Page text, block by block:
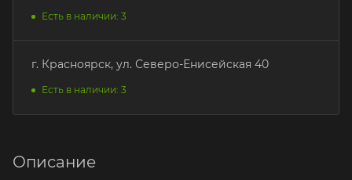
Есть в наличии: 3
г. Красноярск, ул. Северо-Енисейская 40
Есть в наличии: 3
Описание